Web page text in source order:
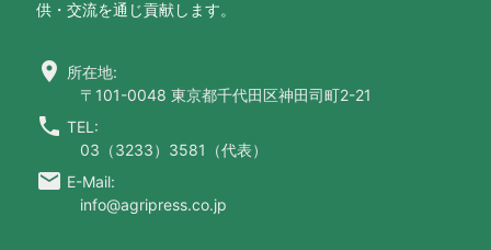
供・交流を通じ貢献します。
location_on 所在地:
〒101-0048 東京都千代田区神田司町2-21
call TEL:
03（3233）3581（代表）
email E-Mail:
info@agripress.co.jp